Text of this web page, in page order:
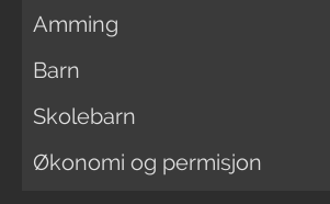
Amming
Barn
Skolebarn
Økonomi og permisjon